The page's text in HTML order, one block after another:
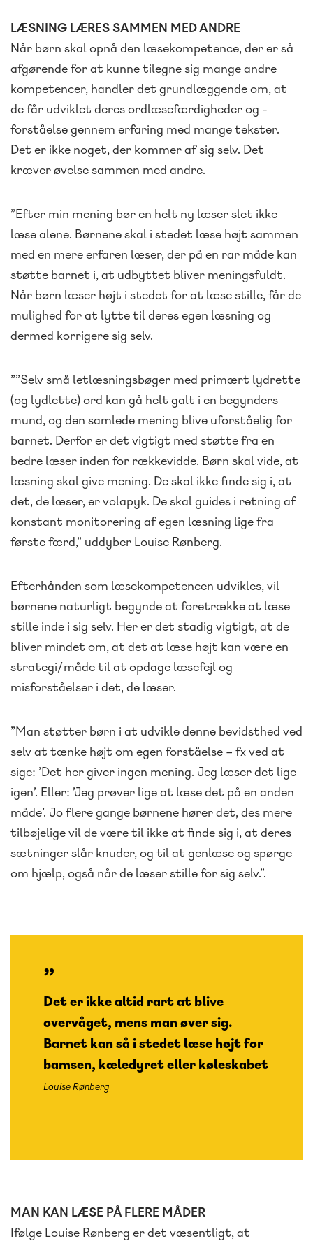
LÆSNING LÆRES SAMMEN MED ANDRE
Når børn skal opnå den læsekompetence, der er så
afgørende for at kunne tilegne sig mange andre
kompetencer, handler det grundlæggende om, at
de får udviklet deres ordlæsefærdigheder og -
forståelse gennem erfaring med mange tekster.
Det er ikke noget, der kommer af sig selv. Det
kræver øvelse sammen med andre.
”Efter min mening bør en helt ny læser slet ikke
læse alene. Børnene skal i stedet læse højt sammen
med en mere erfaren læser, der på en rar måde kan
støtte barnet i, at udbyttet bliver meningsfuldt.
Når børn læser højt i stedet for at læse stille, får de
mulighed for at lytte til deres egen læsning og
dermed korrigere sig selv.
””Selv små letlæsningsbøger med primært lydrette
(og lydlette) ord kan gå helt galt i en begynders
mund, og den samlede mening blive uforståelig for
barnet. Derfor er det vigtigt med støtte fra en
bedre læser inden for rækkevidde. Børn skal vide, at
læsning skal give mening. De skal ikke finde sig i, at
det, de læser, er volapyk. De skal guides i retning af
konstant monitorering af egen læsning lige fra
første færd,” uddyber Louise Rønberg.
Efterhånden som læsekompetencen udvikles, vil
børnene naturligt begynde at foretrække at læse
stille inde i sig selv. Her er det stadig vigtigt, at de
bliver mindet om, at det at læse højt kan være en
strategi/måde til at opdage læsefejl og
misforståelser i det, de læser.
”Man støtter børn i at udvikle denne bevidsthed ved
selv at tænke højt om egen forståelse – fx ved at
sige: ’Det her giver ingen mening. Jeg læser det lige
igen’. Eller: ’Jeg prøver lige at læse det på en anden
måde’. Jo flere gange børnene hører det, des mere
tilbøjelige vil de være til ikke at finde sig i, at deres
sætninger slår knuder, og til at genlæse og spørge
om hjælp, også når de læser stille for sig selv.”.
Det er ikke altid rart at blive
overvåget, mens man øver sig.
Barnet kan så i stedet læse højt for
bamsen, kæledyret eller køleskabet
Louise Rønberg
MAN KAN LÆSE PÅ FLERE MÅDER
Ifølge Louise Rønberg er det væsentligt, at